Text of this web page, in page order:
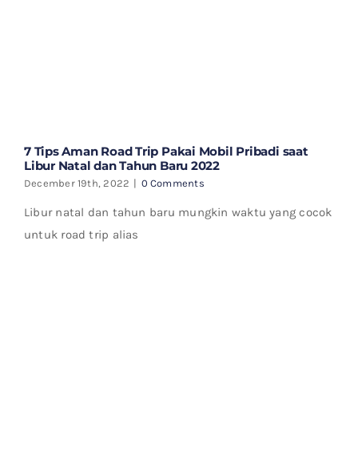
7 Tips Aman Road Trip Pakai Mobil Pribadi saat
Libur Natal dan Tahun Baru 2022
December 19th, 2022 | 0 Comments
Libur natal dan tahun baru mungkin waktu yang cocok
untuk road trip alias